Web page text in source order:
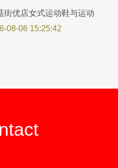
街优店女式运动鞋与运动
攻略
08-06 15:25:42